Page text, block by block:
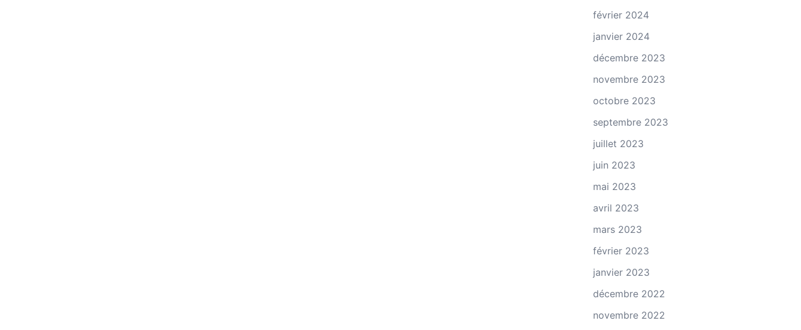
février 2024
janvier 2024
décembre 2023
novembre 2023
octobre 2023
septembre 2023
juillet 2023
juin 2023
mai 2023
avril 2023
mars 2023
février 2023
janvier 2023
décembre 2022
novembre 2022